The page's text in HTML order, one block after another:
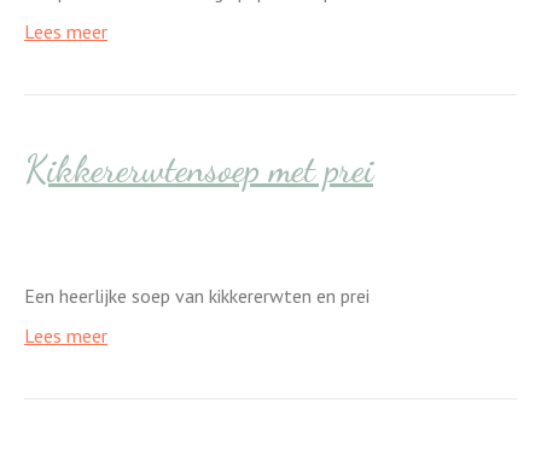
Lees meer
Kikkererwtensoep met prei
Een heerlijke soep van kikkererwten en prei
Lees meer